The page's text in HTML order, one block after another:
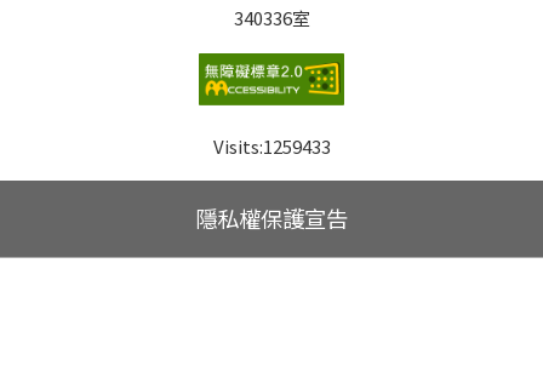
340336室
Visits:1259433
隱私權保護宣告